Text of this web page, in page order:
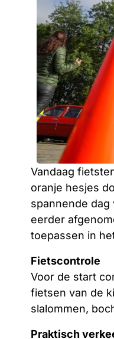
Vandaag
oranje hesjes
spannende
eerder
toepassen in
Fietscontrole
Voor de start
fietsen van de
slalommen,
Praktisch